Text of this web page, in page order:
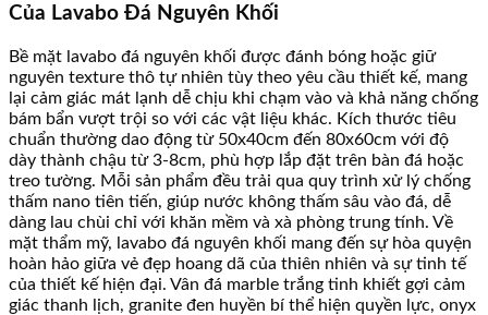
Của Lavabo Đá Nguyên Khối
Bề mặt lavabo đá nguyên khối được đánh bóng hoặc giữ
nguyên texture thô tự nhiên tùy theo yêu cầu thiết kế, mang
lại cảm giác mát lạnh dễ chịu khi chạm vào và khả năng chống
bám bẩn vượt trội so với các vật liệu khác. Kích thước tiêu
chuẩn thường dao động từ 50x40cm đến 80x60cm với độ
dày thành chậu từ 3-8cm, phù hợp lắp đặt trên bàn đá hoặc
treo tường. Mỗi sản phẩm đều trải qua quy trình xử lý chống
thấm nano tiên tiến, giúp nước không thấm sâu vào đá, dễ
dàng lau chùi chỉ với khăn mềm và xà phòng trung tính. Về
mặt thẩm mỹ, lavabo đá nguyên khối mang đến sự hòa quyện
hoàn hảo giữa vẻ đẹp hoang dã của thiên nhiên và sự tinh tế
của thiết kế hiện đại. Vân đá marble trắng tinh khiết gợi cảm
giác thanh lịch, granite đen huyền bí thể hiện quyền lực, onyx